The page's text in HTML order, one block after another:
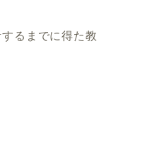
るまでに得た教